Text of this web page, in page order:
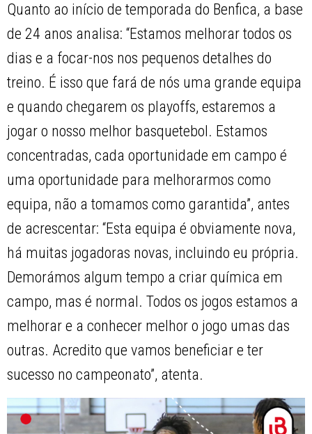
Quanto ao início de temporada do Benfica, a base
de 24 anos analisa: “Estamos melhorar todos os
dias e a focar-nos nos pequenos detalhes do
treino. É isso que fará de nós uma grande equipa
e quando chegarem os playoffs, estaremos a
jogar o nosso melhor basquetebol. Estamos
concentradas, cada oportunidade em campo é
uma oportunidade para melhorarmos como
equipa, não a tomamos como garantida”, antes
de acrescentar: “Esta equipa é obviamente nova,
há muitas jogadoras novas, incluindo eu própria.
Demorámos algum tempo a criar química em
campo, mas é normal. Todos os jogos estamos a
melhorar e a conhecer melhor o jogo umas das
outras. Acredito que vamos beneficiar e ter
sucesso no campeonato”, atenta.